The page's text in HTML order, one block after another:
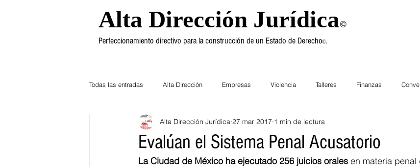
Alta Dirección Jurídica©
Perfeccionamiento directivo para la construcción de un Estado de Derecho©.
Todas las entradas Alta Dirección Empresas Violencia Talleres Finanzas
Mercadotecnia Derechos Humanos Cursos
Evalúan el Sistema Penal Acusatorio
Alta Dirección Jurídica 27 mar 2017 1 min de lectura
La Ciudad de México ha ejecutado 256 juicios orales en materia